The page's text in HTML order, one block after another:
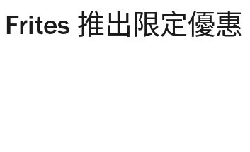
推出限定優惠